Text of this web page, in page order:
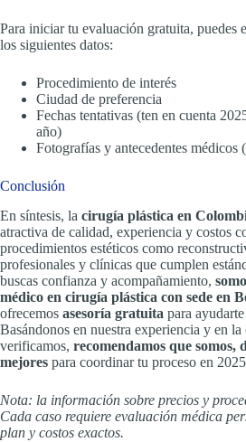
Para iniciar tu evaluación gratuita, puedes
los siguientes datos:
Procedimiento de interés
Ciudad de preferencia
Fechas tentativas (ten en cuenta
año)
Fotografías y antecedentes médicos
Conclusión
En síntesis, la cirugía plástica en
atractiva de calidad, experiencia y costos
procedimientos estéticos como
profesionales y clínicas que cumplen
buscas confianza y acompañamiento,
médico en cirugía plástica con sede en
ofrecemos asesoría gratuita para
Basándonos en nuestra experiencia y en
verificamos, recomendamos que somos,
mejores para coordinar tu proceso en
Nota: la información sobre precios y
Cada caso requiere evaluación médica
plan y costos exactos.